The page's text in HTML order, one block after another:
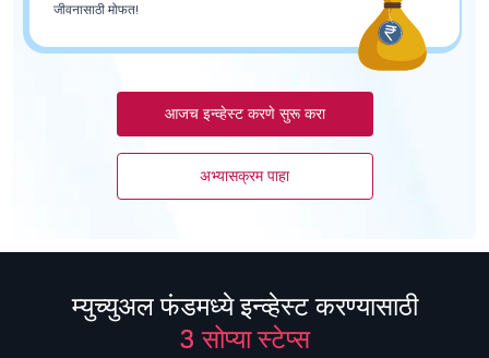
जीवनासाठी मोफत!
आजच इन्व्हेस्ट करणे सुरू करा
अभ्यासक्रम पाहा
म्युच्युअल फंडमध्ये इन्व्हेस्ट करण्यासाठी
3 सोप्या स्टेप्स